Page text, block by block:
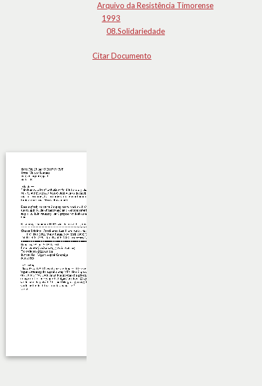
Arquivo da Resistência Timorense
1993
08.Solidariedade
Citar Documento